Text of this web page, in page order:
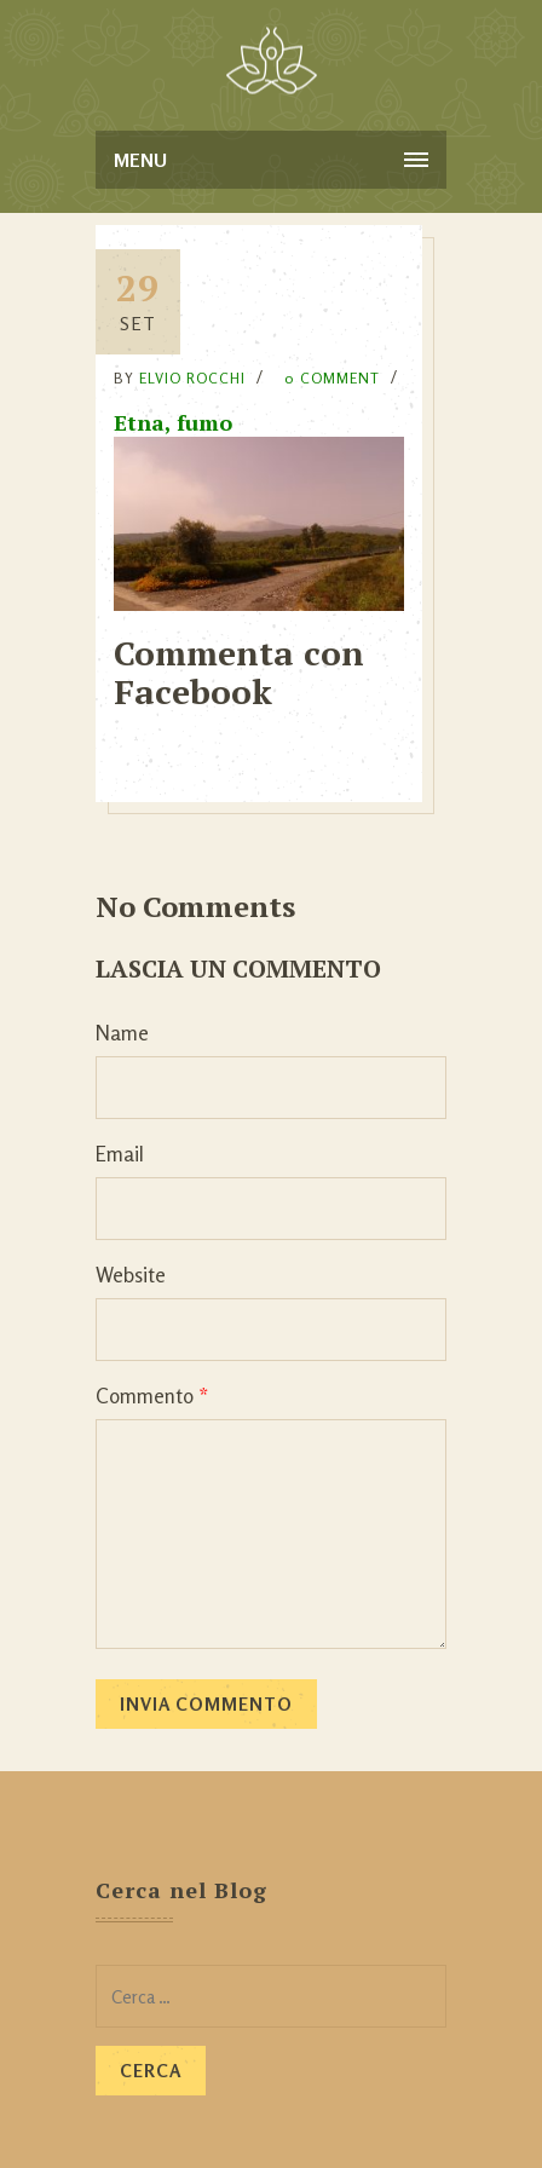
MENU
29
SET
BY ELVIO ROCCHI 0 COMMENT
Etna, fumo
Commenta con
Facebook
No Comments
LASCIA UN COMMENTO
Name
Email
Website
Commento *
Cerca nel Blog